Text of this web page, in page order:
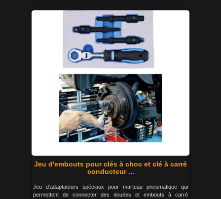
Jeu d'embouts pour clés à choc et clé à carré
conducteur ...
Jeu d'adaptateurs spéciaux pour marteau pneumatique qui
permettent de connecter des douilles et embouts à carré